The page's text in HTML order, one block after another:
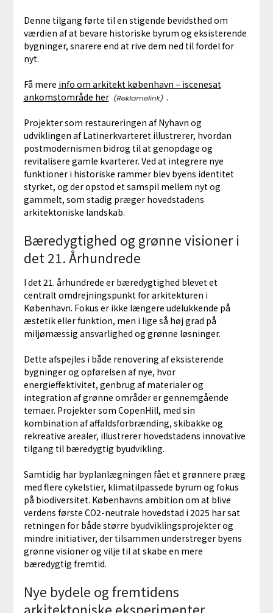
Denne tilgang førte til en stigende bevidsthed om
værdien af at bevare historiske byrum og eksisterende
bygninger, snarere end at rive dem ned til fordel for
nyt.
Få mere info om arkitekt københavn – iscenesat
ankomstområde her
.
Projekter som restaureringen af Nyhavn og
udviklingen af Latinerkvarteret illustrerer, hvordan
postmodernismen bidrog til at genopdage og
revitalisere gamle kvarterer. Ved at integrere nye
funktioner i historiske rammer blev byens identitet
styrket, og der opstod et samspil mellem nyt og
gammelt, som stadig præger hovedstadens
arkitektoniske landskab.
Bæredygtighed og grønne visioner i
det 21. Århundrede
I det 21. århundrede er bæredygtighed blevet et
centralt omdrejningspunkt for arkitekturen i
København. Fokus er ikke længere udelukkende på
æstetik eller funktion, men i lige så høj grad på
miljømæssig ansvarlighed og grønne løsninger.
Dette afspejles i både renovering af eksisterende
bygninger og opførelsen af nye, hvor
energieffektivitet, genbrug af materialer og
integration af grønne områder er gennemgående
temaer. Projekter som CopenHill, med sin
kombination af affaldsforbrænding, skibakke og
rekreative arealer, illustrerer hovedstadens innovative
tilgang til bæredygtig byudvikling.
Samtidig har byplanlægningen fået et grønnere præg
med flere cykelstier, klimatilpassede byrum og fokus
på biodiversitet. Københavns ambition om at blive
verdens første CO2-neutrale hovedstad i 2025 har sat
retningen for både større byudviklingsprojekter og
mindre initiativer, der tilsammen understreger byens
grønne visioner og vilje til at skabe en mere
bæredygtig fremtid.
Nye bydele og fremtidens